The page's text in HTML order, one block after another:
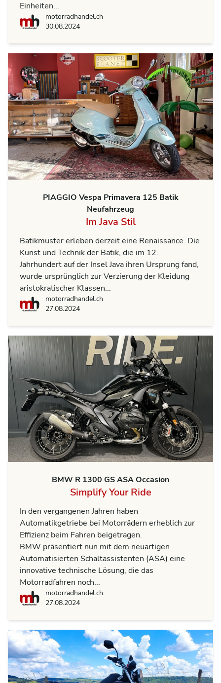
Einheiten...
motorradhandel.ch
motorradhandel.ch
30.08.2024
PIAGGIO Vespa Primavera 125 Batik
Neufahrzeug
Im Java Stil
Batikmuster erleben derzeit eine Renaissance. Die
Kunst und Technik der Batik, die im 12.
Jahrhundert auf der Insel Java ihren Ursprung fand,
wurde ursprünglich zur Verzierung der Kleidung
aristokratischer Klassen...
motorradhandel.ch
motorradhandel.ch
27.08.2024
BMW R 1300 GS ASA Occasion
Simplify Your Ride
In den vergangenen Jahren haben
Automatikgetriebe bei Motorrädern erheblich zur
Effizienz beim Fahren beigetragen.
BMW präsentiert nun mit dem neuartigen
Automatisierten Schaltassistenten (ASA) eine
innovative technische Lösung, die das
Motorradfahren noch...
motorradhandel.ch
motorradhandel.ch
27.08.2024